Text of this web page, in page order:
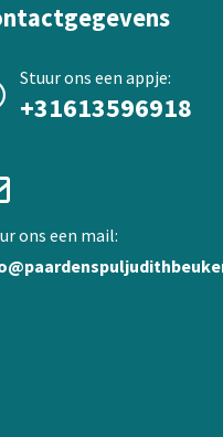
productpagina
Stuur ons een appje:
+31613596918
ons een mail: